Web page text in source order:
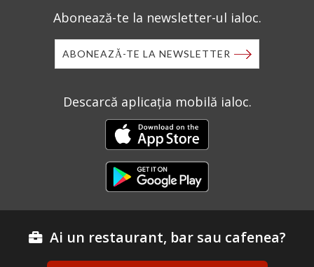
Abonează-te la newsletter-ul ialoc.
ABONEAZĂ-TE LA NEWSLETTER
Descarcă aplicația mobilă ialoc.
Ai un restaurant, bar sau cafenea?